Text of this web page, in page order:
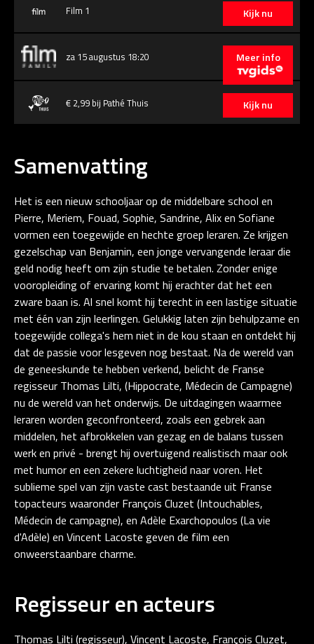
Kijk nu
Film 1
Meer info
za 15 augustus 18:20
Kijk nu
€ 2,99 bij Pathé Thuis
Samenvatting
Het is een nieuw schooljaar op de middelbare school en
Pierre, Meriem, Fouad, Sophie, Sandrine, Alix en Sofiane
vormen een toegewijde en hechte groep leraren. Ze krijgen
gezelschap van Benjamin, een jonge vervangende leraar die
geld nodig heeft om zijn studie te betalen. Zonder enige
vooropleiding of ervaring komt hij erachter dat het een
zware baan is. Al snel komt hij terecht in een lastige situatie
met één van zijn leerlingen. Gelukkig laten zijn behulpzame en
toegewijde collega's hem niet in de kou staan en ontdekt hij
dat de passie voor lesgeven nog bestaat. Na de wereld van
de geneeskunde te hebben verkend, belicht de Franse
regisseur Thomas Lilti, (Hippocrate, Médecin de Campagne)
nu de wereld van het onderwijs. De uitdagingen waarmee
leraren worden geconfronteerd, zoals een gebrek aan
middelen, het afbrokkelen van gezag en de balans tussen
werk en privé - brengt hij overtuigend realistisch maar ook
met humor en een zekere luchtigheid naar voren. Het
sublieme spel van zijn vaste cast bestaande uit Franse
topacteurs waaronder François Cluzet (Intouchables,
Médecin de campagne), en Adèle Exarchopoulos (La vie
d'Adèle) en Vincent Lacoste geven de film een
onweerstaanbare charme.
Regisseur en acteurs
Thomas Lilti (regisseur), Vincent Lacoste, François Cluzet,